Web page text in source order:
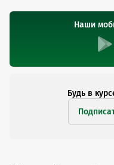
Наши
Будь в